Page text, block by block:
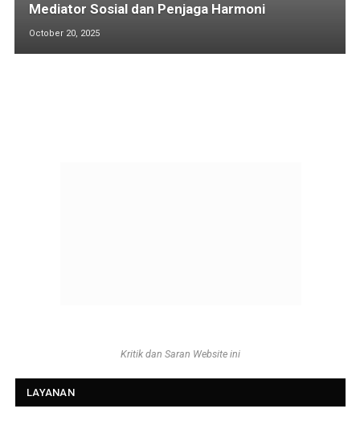
Mediator Sosial dan Penjaga Harmoni
October 20, 2025
Kritik dan Saran Website ini
LAYANAN